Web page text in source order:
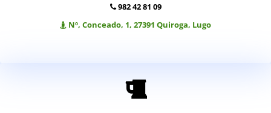
982 42 81 09
Nº, Conceado, 1, 27391 Quiroga, Lugo